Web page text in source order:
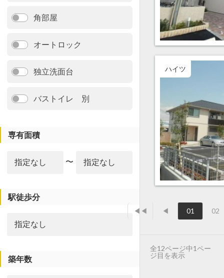
角部屋
オートロック
独立洗面台
バストイレ 別
専有面積
〜
駅徒歩分
築年数
ハイツ
◀◀ ◀ 01 02
全12ページ中1ペー
ジ目を表示